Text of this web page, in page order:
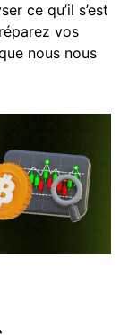
ce qu’il s’est
vos
nous nous